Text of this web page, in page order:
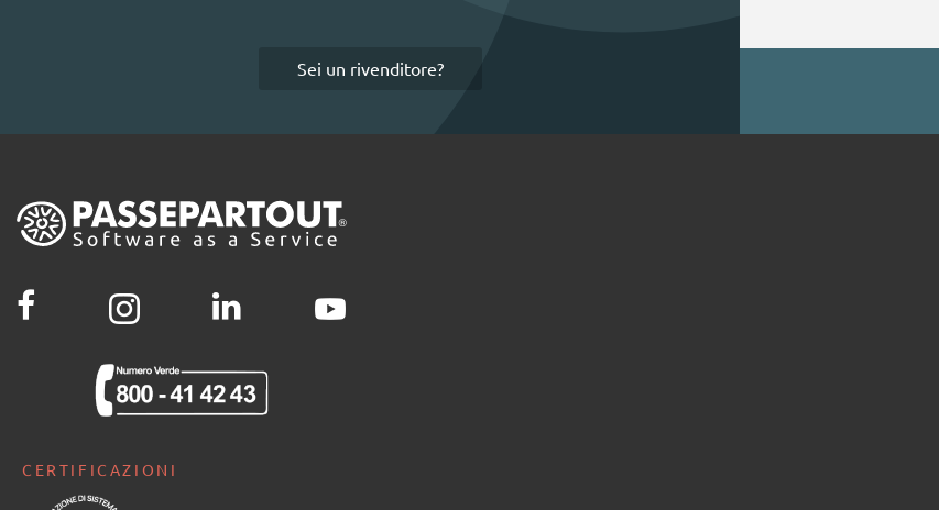
Sei un rivenditore?
CERTIFICAZIONI